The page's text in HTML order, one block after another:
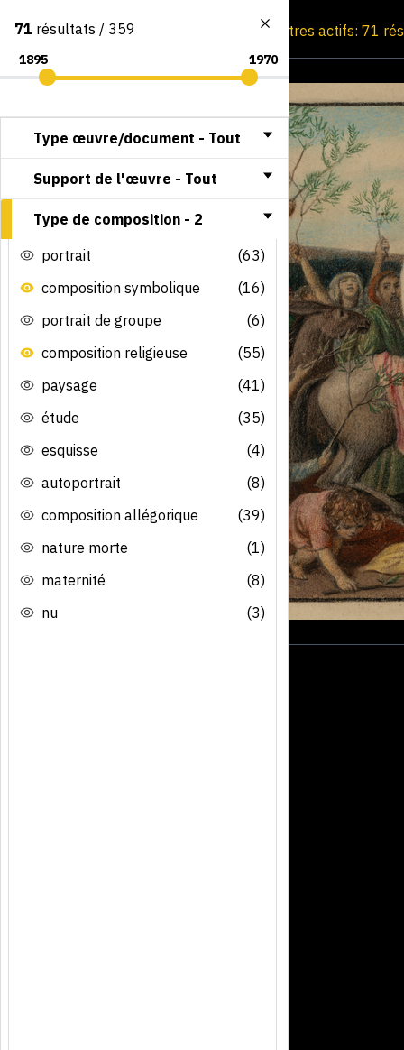
Consultation par image Filtres actifs: 71
71 résultats / 359
Type œuvre/document - Tout
Support de l'œuvre - Tout
Type de composition - 2
portrait
(63)
composition symbolique
(16)
portrait de groupe
(6)
composition religieuse
(55)
paysage
(41)
étude
(35)
esquisse
(4)
autoportrait
(8)
composition allégorique
(39)
nature morte
(1)
maternité
(8)
nu
(3)